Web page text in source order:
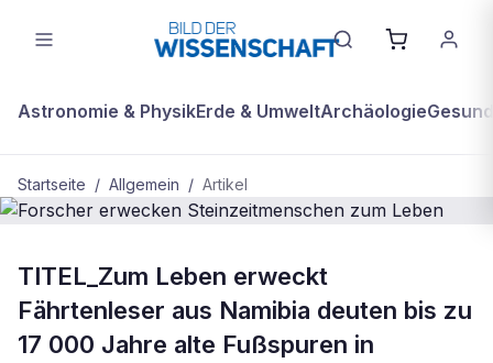
Astronomie & PhysikErde & UmweltArchäologie
Startseite / Allgemein / Artikel
Forscher erwecken
Steinzeitmenschen zum Leben
TITEL_Zum Leben erweckt
Fährtenleser aus Namibia deuten bis zu
17 000 Jahre alte Fußspuren in